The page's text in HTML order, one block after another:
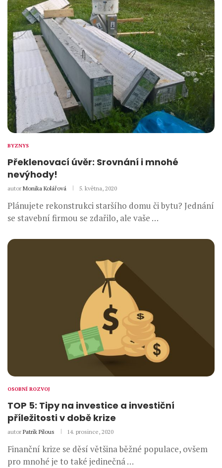
BYZNYS
Překlenovací úvěr: Srovnání i mnohé
nevýhody!
autor Monika Kolářová 5. května, 2020
Plánujete rekonstrukci staršího domu či bytu? Jednání
se stavební firmou se zdařilo, ale vaše …
OSOBNÍ ROZVOJ
TOP 5: Tipy na investice a investiční
příležitosti v době krize
autor Patrik Pilous 14. prosince, 2020
Finanční krize se děsí většina běžné populace, ovšem
pro mnohé je to také jedinečná …